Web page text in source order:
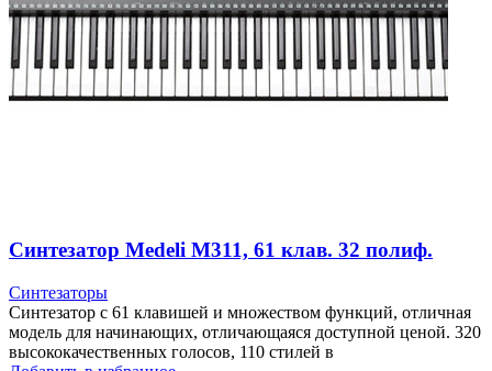
Синтезатор Medeli M311, 61 клав. 32 полиф.
Синтезаторы
Синтезатор с 61 клавишей и множеством функций, отличная
модель для начинающих, отличающаяся доступной ценой. 320
высококачественных голосов, 110 стилей в